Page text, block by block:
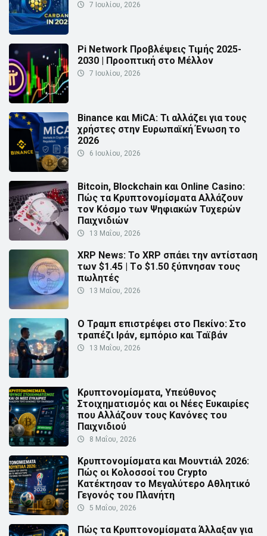
7 Ιουλίου, 2026
Pi Network Προβλέψεις Τιμής 2025-
2030 | Προοπτική στο Μέλλον
7 Ιουλίου, 2026
Binance και MiCA: Τι αλλάζει για τους
χρήστες στην Ευρωπαϊκή Ένωση το
2026
6 Ιουλίου, 2026
Bitcoin, Blockchain και Online Casino:
Πώς τα Κρυπτονομίσματα Αλλάζουν
τον Κόσμο των Ψηφιακών Τυχερών
Παιχνιδιών
13 Μαΐου, 2026
XRP News: Το XRP σπάει την αντίσταση
των $1.45 | Τo $1.50 ξύπνησαν τους
πωλητές
13 Μαΐου, 2026
Ο Τραμπ επιστρέφει στο Πεκίνο: Στο
τραπέζι Ιράν, εμπόριο και Ταϊβάν
13 Μαΐου, 2026
Κρυπτονομίσματα, Υπεύθυνος
Στοιχηματισμός και οι Νέες Ευκαιρίες
που Αλλάζουν τους Κανόνες του
Παιχνιδιού
8 Μαΐου, 2026
Κρυπτονομίσματα και Μουντιάλ 2026:
Πώς οι Κολοσσοί του Crypto
Κατέκτησαν το Μεγαλύτερο Αθλητικό
Γεγονός του Πλανήτη
5 Μαΐου, 2026
Πώς τα Κρυπτονομίσματα Άλλαξαν για